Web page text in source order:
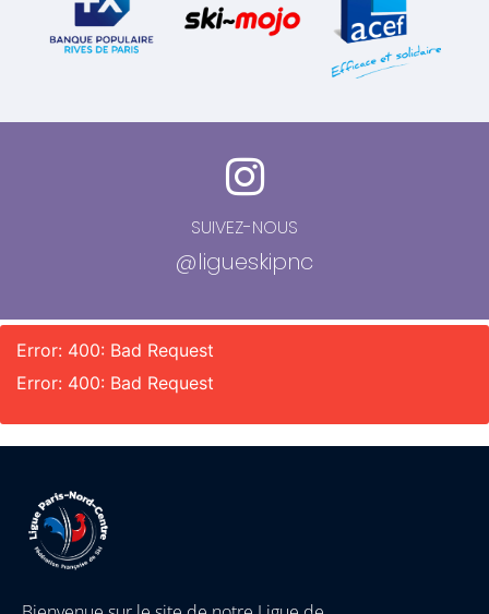
SUIVEZ-NOUS
@ligueskipnc
Error: 400: Bad Request
Error: 400: Bad Request